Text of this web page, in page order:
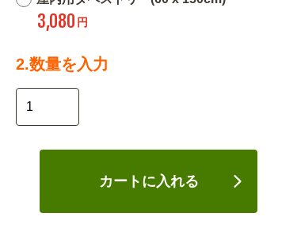
3,080 円
2.数量を入力
カートに入れる